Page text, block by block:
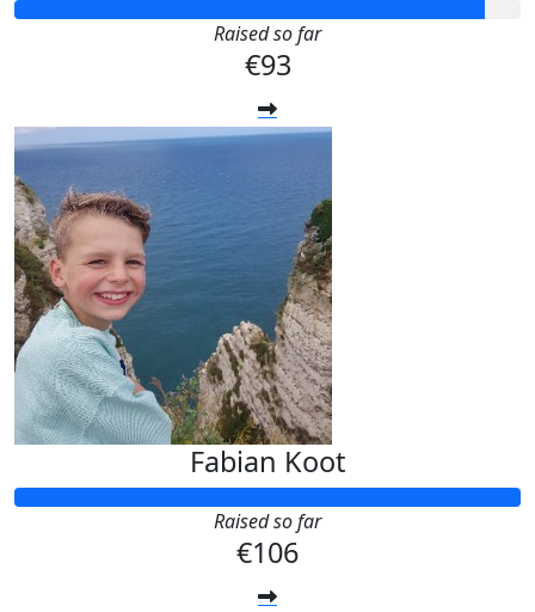
Raised so far
€93
Fabian Koot
Raised so far
€106